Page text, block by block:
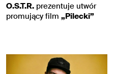
O.S.T.R. prezentuje utwór
promujący film „Pilecki”